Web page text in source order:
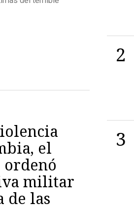
el
militar
de las
2
3